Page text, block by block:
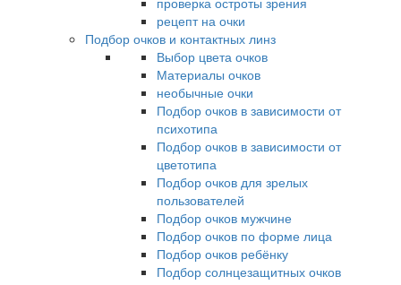
рецепт на очки
Подбор очков и контактных линз
Выбор цвета очков
Материалы очков
необычные очки
Подбор очков в зависимости от
психотипа
Подбор очков в зависимости от
цветотипа
Подбор очков для зрелых
пользователей
Подбор очков мужчине
Подбор очков по форме лица
Подбор очков ребёнку
Подбор солнцезащитных очков